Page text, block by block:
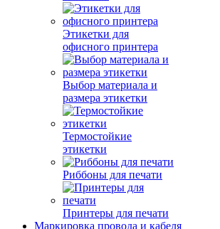
Этикетки для
офисного принтера
Выбор материала и
размера этикетки
Термостойкие
этикетки
Риббоны для печати
Принтеры для печати
Маркировка провода и кабеля